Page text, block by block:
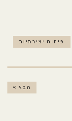
פיתוח יצירתיות
הבא »